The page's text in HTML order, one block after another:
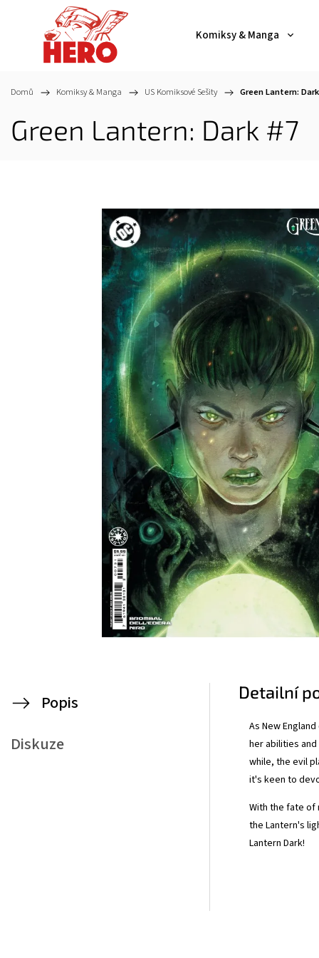
Komiksy & Manga
Domů / Komiksy & Manga / US Komiksové Sešity / Green Lantern:
Green Lantern: Dark #7
Popis
Diskuze
Detailní
As New
her abilities
while, the evil
it's keen to
With the fate of
the Lantern's
Lantern Dark!